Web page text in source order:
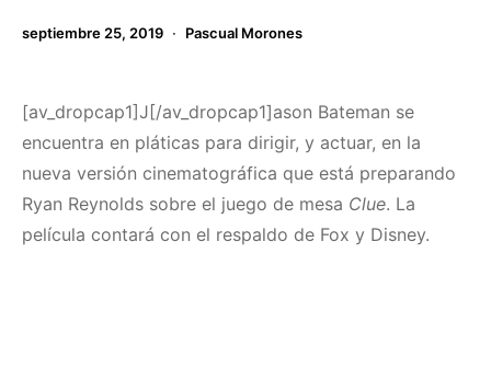
septiembre 25, 2019 Pascual Morones
[av_dropcap1]J[/av_dropcap1]ason Bateman se
encuentra en pláticas para dirigir, y actuar, en la
nueva versión cinematográfica que está preparando
Ryan Reynolds sobre el juego de mesa Clue. La
película contará con el respaldo de Fox y Disney.